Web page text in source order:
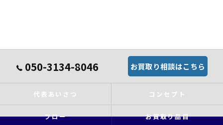
050-3134-8046 お買取り相談はこちら
代表あいさつ コンセプト
フロー お買取り品目